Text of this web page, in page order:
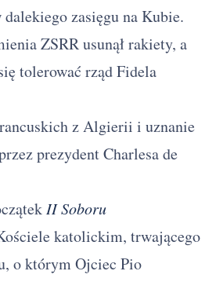
zasięgu na Kubie.
ZSRR usunął rakiety, a
tolerować rząd Fidela
z Algierii i uznanie
prezydent Charlesa de
II Soboru
katolickim, trwającego
o którym Ojciec Pio